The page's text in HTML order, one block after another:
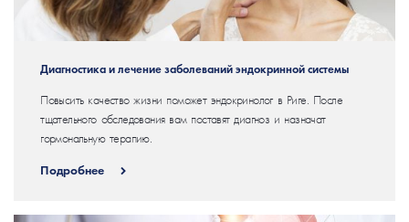
Диагностика и лечение заболеваний эндокринной системы
Повысить качество жизни поможет эндокринолог в Риге. После
тщательного обследования вам поставят диагноз и назначат
гормональную терапию.
Подробнее